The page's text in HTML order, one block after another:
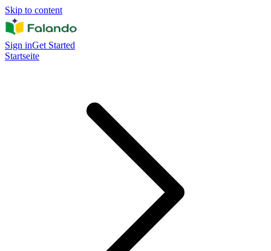
Skip to content
Sign inGet Started
Startseite